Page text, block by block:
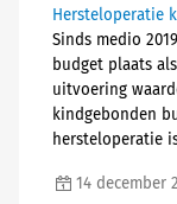
Hersteloperatie
Sinds medio
budget plaats
uitvoering
kindgebonden
hersteloperatie
14 december